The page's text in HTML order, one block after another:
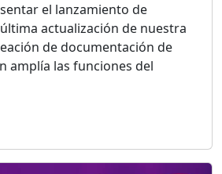
el lanzamiento de
actualización de nuestra
de documentación de
amplía las funciones del